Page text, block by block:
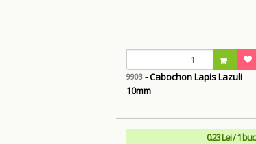
9903- Cabochon Lapis Lazuli
10mm
0.23 Lei / 1 buc